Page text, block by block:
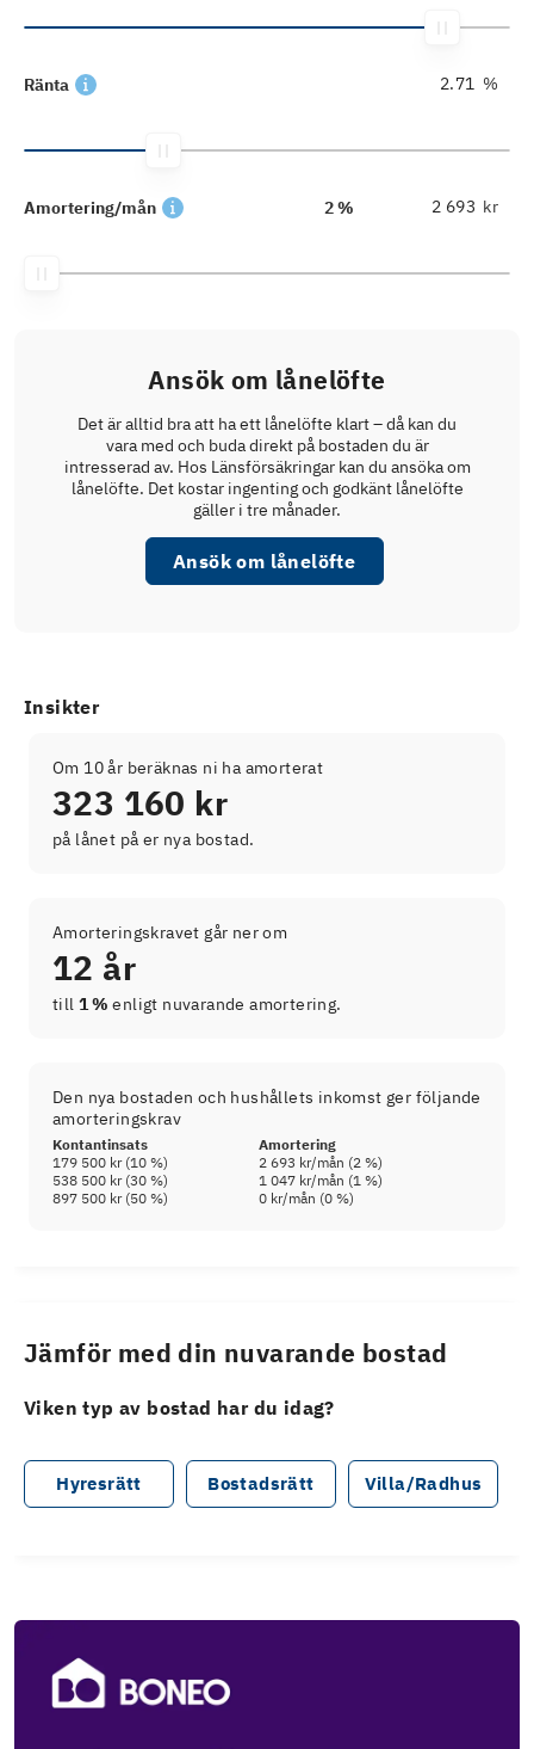
Ränta %
Amortering/mån 2 % kr
Ansök om lånelöfte
Det är alltid bra att ha ett lånelöfte klart – då kan du
vara med och buda direkt på bostaden du är
intresserad av. Hos Länsförsäkringar kan du ansöka om
lånelöfte. Det kostar ingenting och godkänt lånelöfte
gäller i tre månader.
Ansök om lånelöfte
Insikter
Om 10 år beräknas ni ha amorterat
323 160 kr
på lånet på er nya bostad.
Amorteringskravet går ner om
12 år
till 1 % enligt nuvarande amortering.
Den nya bostaden och hushållets inkomst ger följande
amorteringskrav
Kontantinsats
Amortering
179 500 kr(10 %) 2 693 kr/mån (2 %)
538 500 kr(30 %) 1 047 kr/mån (1 %)
897 500 kr(50 %) 0 kr/mån (0 %)
Jämför med din nuvarande bostad
Viken typ av bostad har du idag?
Hyresrätt Bostadsrätt Villa/Radhus